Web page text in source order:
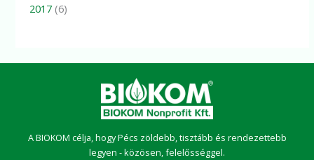
2017 (6)
A BIOKOM célja, hogy Pécs zöldebb, tisztább és rendezettebb
legyen - közösen, felelősséggel.